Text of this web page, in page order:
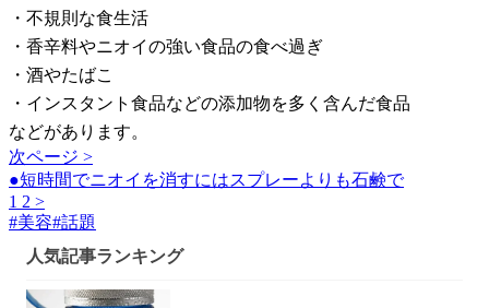
・不規則な食生活
・香辛料やニオイの強い食品の食べ過ぎ
・酒やたばこ
・インスタント食品などの添加物を多く含んだ食品
などがあります。
次ページ >
●短時間でニオイを消すにはスプレーよりも石鹸で
1 2 >
#美容#話題
人気記事ランキング